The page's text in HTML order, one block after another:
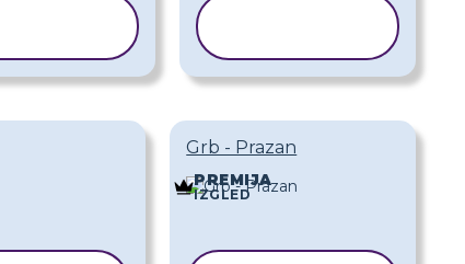
Grb - Prazan
PREMIJA
IZGLED